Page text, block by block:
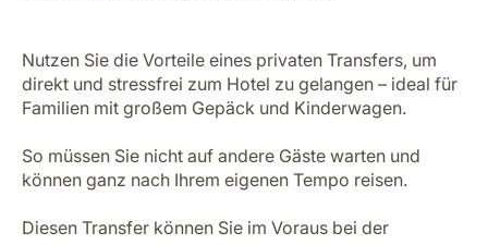
Nutzen Sie die Vorteile eines privaten Transfers, um
direkt und stressfrei zum Hotel zu gelangen – ideal für
Familien mit großem Gepäck und Kinderwagen.
So müssen Sie nicht auf andere Gäste warten und
können ganz nach Ihrem eigenen Tempo reisen.
Diesen Transfer können Sie im Voraus bei der